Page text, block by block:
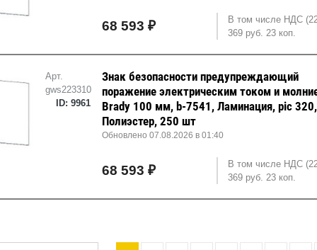
68 593 ₽
В том числе НДС
369 руб. 23 коп.
Арт.
gws223310
ID: 9961
Знак безопасности предупреждающий
поражение электрическим током и
Brady 100 мм, b-7541, Ламинация, pic 320,
Полиэстер, 250 шт
Обновлено 07.08.2026 в 01:40
68 593 ₽
В том числе НДС
369 руб. 23 коп.